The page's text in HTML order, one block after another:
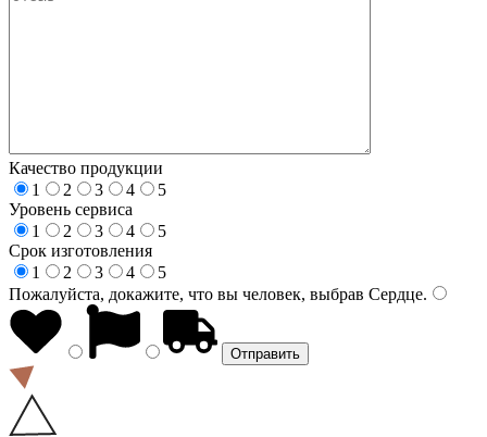
Качество продукции
1
2 3 4
5
Уровень сервиса
1
2 3 4
5
Срок изготовления
1
2 3 4
5
Пожалуйста, докажите, что вы человек, выбрав Сердце.